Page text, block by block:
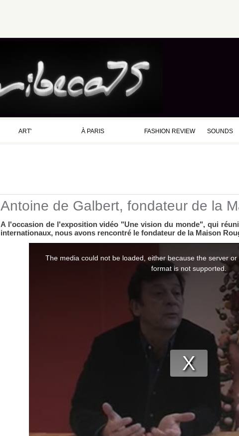
ART' À PARIS FASHION REVIEW SOUNDS
Antoine de Galbert, fondateur de la
A l'occasion de l'exposition vidéo "Une vision du monde", qui
internationaux, nous avons rencontré le fondateur de la Maison